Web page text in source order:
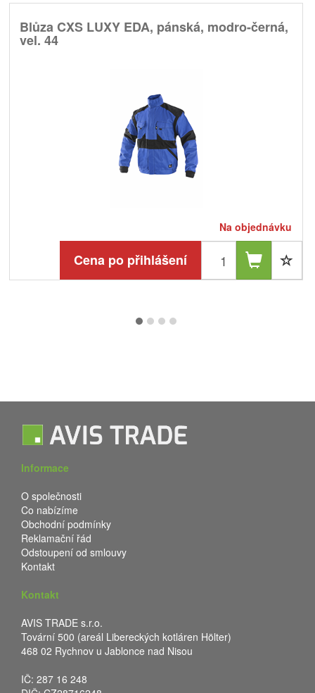
Blůza CXS LUXY EDA, pánská, modro-černá,
vel. 44
Na objednávku
Cena po přihlášení
Informace
O společnosti
Co nabízíme
Obchodní podmínky
Reklamační řád
Odstoupení od smlouvy
Kontakt
Kontakt
AVIS TRADE s.r.o.
Tovární 500 (areál Libereckých kotláren Hölter)
468 02 Rychnov u Jablonce nad Nisou
IČ: 287 16 248